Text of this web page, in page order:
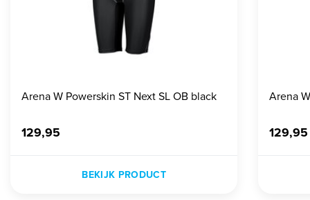
Arena W Powerskin ST Next SL OB black
129,95
BEKIJK PRODUCT
Arena
129,95